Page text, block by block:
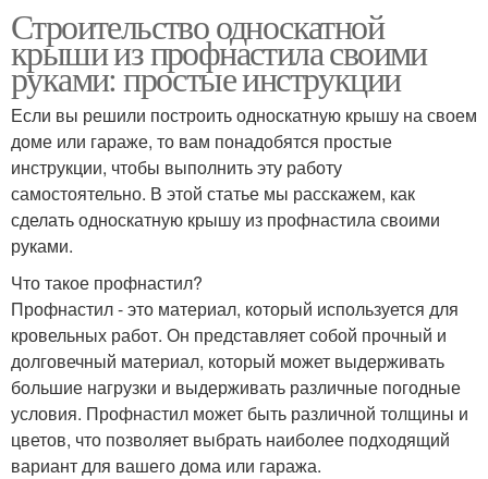
Строительство односкатной
крыши из профнастила своими
руками: простые инструкции
Если вы решили построить односкатную крышу на своем
доме или гараже, то вам понадобятся простые
инструкции, чтобы выполнить эту работу
самостоятельно. В этой статье мы расскажем, как
сделать односкатную крышу из профнастила своими
руками.
Что такое профнастил?
Профнастил - это материал, который используется для
кровельных работ. Он представляет собой прочный и
долговечный материал, который может выдерживать
большие нагрузки и выдерживать различные погодные
условия. Профнастил может быть различной толщины и
цветов, что позволяет выбрать наиболее подходящий
вариант для вашего дома или гаража.